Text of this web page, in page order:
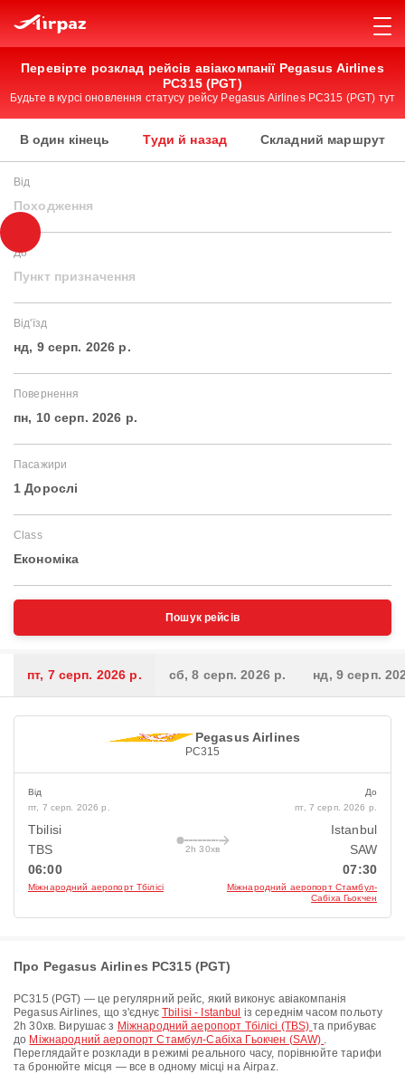
Перевірте розклад рейсів авіакомпанії Pegasus Airlines
PC315 (PGT)
Будьте в курсі оновлення статусу рейсу Pegasus Airlines PC315 (PGT) тут
В один кінець Туди й назад Складний маршрут
Від
Походження
До
Пункт призначення
Від'їзд
нд, 9 серп. 2026 р.
Повернення
пн, 10 серп. 2026 р.
Пасажири
1 Дорослі
Class
Економіка
Пошук рейсів
пт, 7 серп. 2026 р. сб, 8 серп. 2026 р. нд, 9 серп.
Pegasus Airlines
PC315
Від
пт, 7 серп. 2026 р.
Tbilisi
TBS
06:00
Міжнародний аеропорт Тбілісі
2h 30хв
До
пт, 7 серп. 2026 р.
Istanbul
SAW
07:30
Міжнародний аеропорт Стамбул-
Сабіха Гьокчен
Про Pegasus Airlines PC315 (PGT)
PC315 (PGT) — це регулярний рейс, який виконує авіакомпанія
Pegasus Airlines, що з'єднуєTbilisi - Istanbul із середнім часом польоту
2h 30хв. Вирушає з Міжнародний аеропорт Тбілісі (TBS) та прибуває
до Міжнародний аеропорт Стамбул-Сабіха Гьокчен (SAW) .
Переглядайте розклади в режимі реального часу, порівнюйте тарифи
та бронюйте місця — все в одному місці на Airpaz.